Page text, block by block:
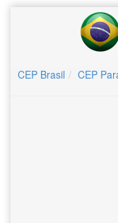
CEP Brasil CEP